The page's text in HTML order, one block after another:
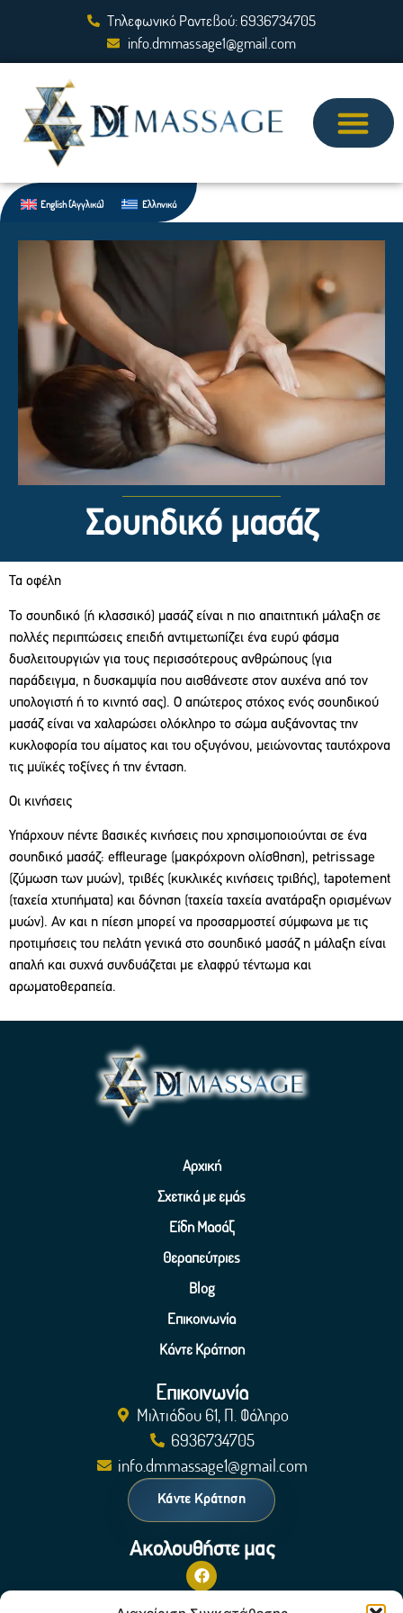
Τηλεφωνικό Ραντεβού: 6936734705
info.dmmassage1@gmail.com
English(Αγγλικά) Ελληνικά
Σουηδικό μασάζ
Τα οφέλη
Το σουηδικό (ή κλασσικό) μασάζ είναι η πιο απαιτητική μάλαξη σε
πολλές περιπτώσεις επειδή αντιμετωπίζει ένα ευρύ φάσμα
δυσλειτουργιών για τους περισσότερους ανθρώπους (για
παράδειγμα, η δυσκαμψία που αισθάνεστε στον αυχένα από τον
υπολογιστή ή το κινητό σας). Ο απώτερος στόχος ενός σουηδικού
μασάζ είναι να χαλαρώσει ολόκληρο το σώμα αυξάνοντας την
κυκλοφορία του αίματος και του οξυγόνου, μειώνοντας ταυτόχρονα
τις μυϊκές τοξίνες ή την ένταση.
Οι κινήσεις
Υπάρχουν πέντε βασικές κινήσεις που χρησιμοποιούνται σε ένα
σουηδικό μασάζ: effleurage (μακρόχρονη ολίσθηση), petrissage
(ζύμωση των μυών), τριβές (κυκλικές κινήσεις τριβής), tapotement
(ταχεία χτυπήματα) και δόνηση (ταχεία ταχεία ανατάραξη ορισμένων
μυών). Αν και η πίεση μπορεί να προσαρμοστεί σύμφωνα με τις
προτιμήσεις του πελάτη γενικά στο σουηδικό μασάζ η μάλαξη είναι
απαλή και συχνά συνδυάζεται με ελαφρύ τέντωμα και
αρωματοθεραπεία.
Αρχική
Σχετικά με εμάς
Είδη Μασάζ
Θεραπεύτριες
Blog
Επικοινωνία
Κάντε Κράτηση
Επικοινωνία
Μιλτιάδου 61, Π. Φάληρο
6936734705
info.dmmassage1@gmail.com
Κάντε Κράτηση
Ακολουθήστε μας